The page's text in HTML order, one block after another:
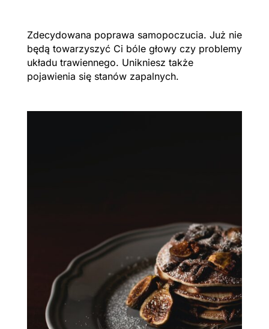
Zdecydowana poprawa samopoczucia. Już nie
będą towarzyszyć Ci bóle głowy czy problemy
układu trawiennego. Unikniesz także
pojawienia się stanów zapalnych.